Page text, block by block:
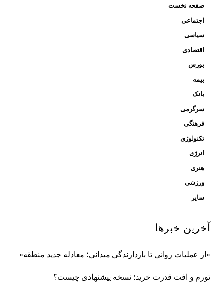
صفحه نخست
اجتماعی
سیاسی
اقتصادی
بورس
بیمه
بانک
سرگرمی
فرهنگی
تکنولوژی
انرژی
هنری
ورزشی
سایر
آخرین خبرها
«از عملیات روانی تا بازدارندگی میدانی؛ معادله جدید منطقه»
تورم و افت قدرت خرید؛ نسخه پیشنهادی چیست؟